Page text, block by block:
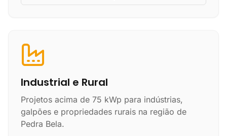
Industrial e Rural
Projetos acima de 75 kWp para indústrias,
galpões e propriedades rurais na região de
Pedra Bela.